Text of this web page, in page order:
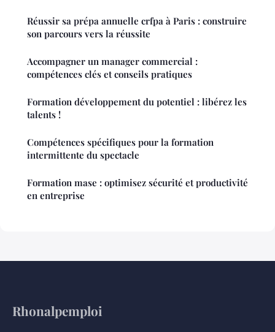
Réussir sa prépa annuelle crfpa à Paris : construire
son parcours vers la réussite
Accompagner un manager commercial :
compétences clés et conseils pratiques
Formation développement du potentiel : libérez les
talents !
Compétences spécifiques pour la formation
intermittente du spectacle
Formation mase : optimisez sécurité et productivité
en entreprise
Rhonalpemploi